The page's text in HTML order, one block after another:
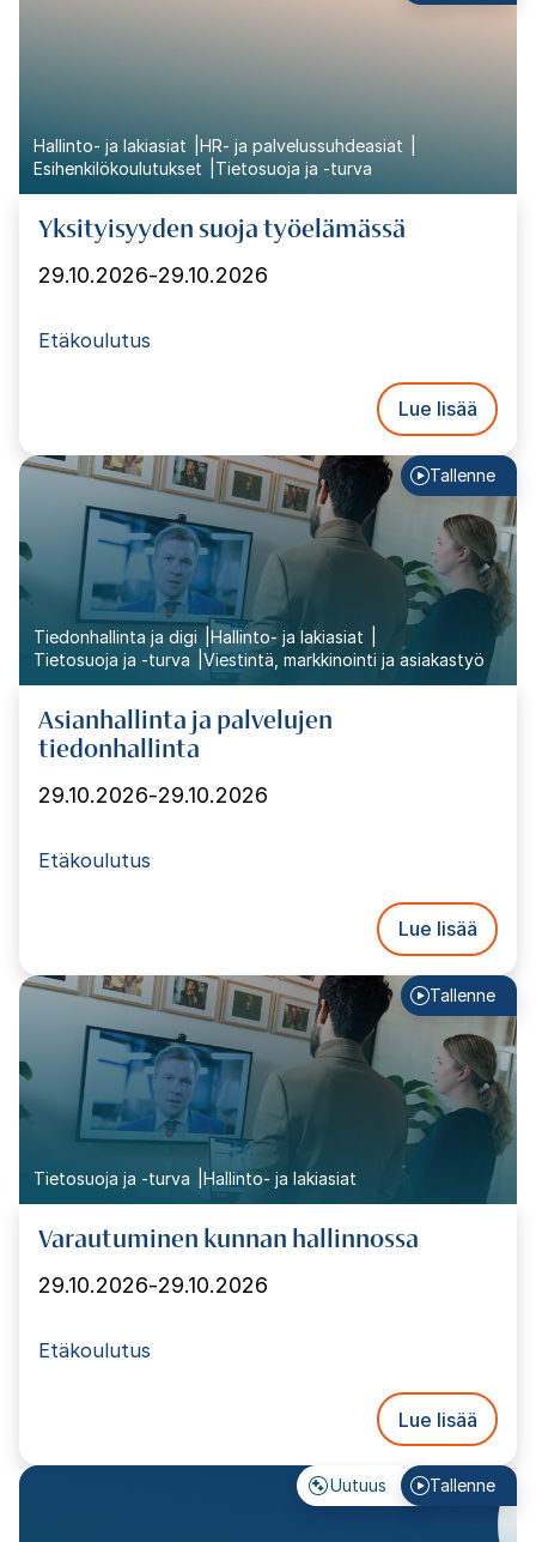
Hallinto- ja lakiasiat
HR- ja palvelussuhdeasiat
Esihenkilökoulutukset
Tietosuoja ja -turva
Yksityisyyden suoja työelämässä
29.10.2026-29.10.2026
Etäkoulutus
Lue lisää
Tallenne
Tiedonhallinta ja digi
Hallinto- ja lakiasiat
Tietosuoja ja -turva
Viestintä, markkinointi ja asiakastyö
Asianhallinta ja palvelujen
tiedonhallinta
29.10.2026-29.10.2026
Etäkoulutus
Lue lisää
Tallenne
Tietosuoja ja -turva Hallinto- ja lakiasiat
Varautuminen kunnan hallinnossa
29.10.2026-29.10.2026
Etäkoulutus
Lue lisää
Uutuus Tallenne